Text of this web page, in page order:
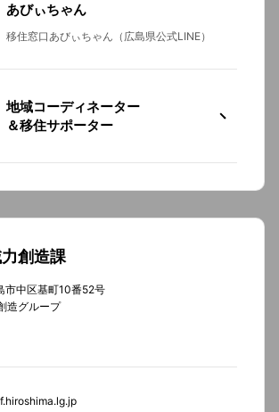
あびぃちゃん
移住窓口あびぃちゃん（広島県公式LINE）
地域コーディネーター
＆移住サポーター
創造課
市中区基町10番52号
造グループ